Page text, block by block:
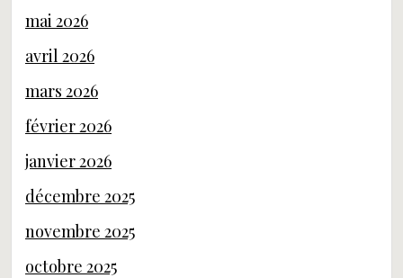
mai 2026
avril 2026
mars 2026
février 2026
janvier 2026
décembre 2025
novembre 2025
octobre 2025